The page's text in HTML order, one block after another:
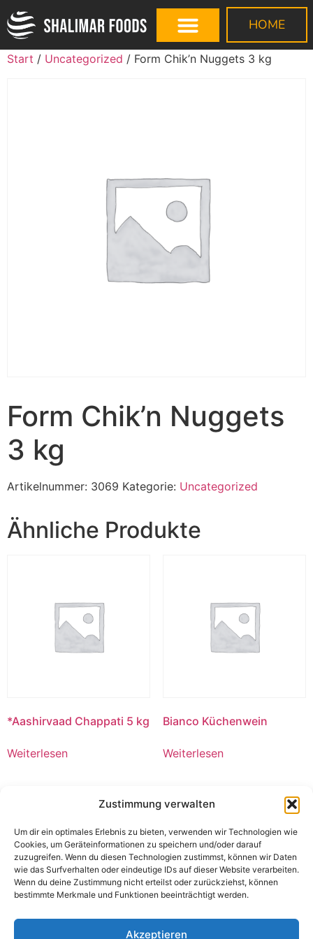
Zustimmung verwalten
Um dir ein optimales Erlebnis zu bieten, verwenden wir Technologien wie
Cookies, um Geräteinformationen zu speichern und/oder darauf
zuzugreifen. Wenn du diesen Technologien zustimmst, können wir Daten
wie das Surfverhalten oder eindeutige IDs auf dieser Website verarbeiten.
Wenn du deine Zustimmung nicht erteilst oder zurückziehst, können
bestimmte Merkmale und Funktionen beeinträchtigt werden.
Akzeptieren
HOME
Start / Uncategorized / Form Chik’n Nuggets 3 kg
Form Chik’n Nuggets
3 kg
Artikelnummer: 3069 Kategorie: Uncategorized
Ähnliche Produkte
*Aashirvaad Chappati 5 kg
Weiterlesen
Bianco Küchenwein
Weiterlesen